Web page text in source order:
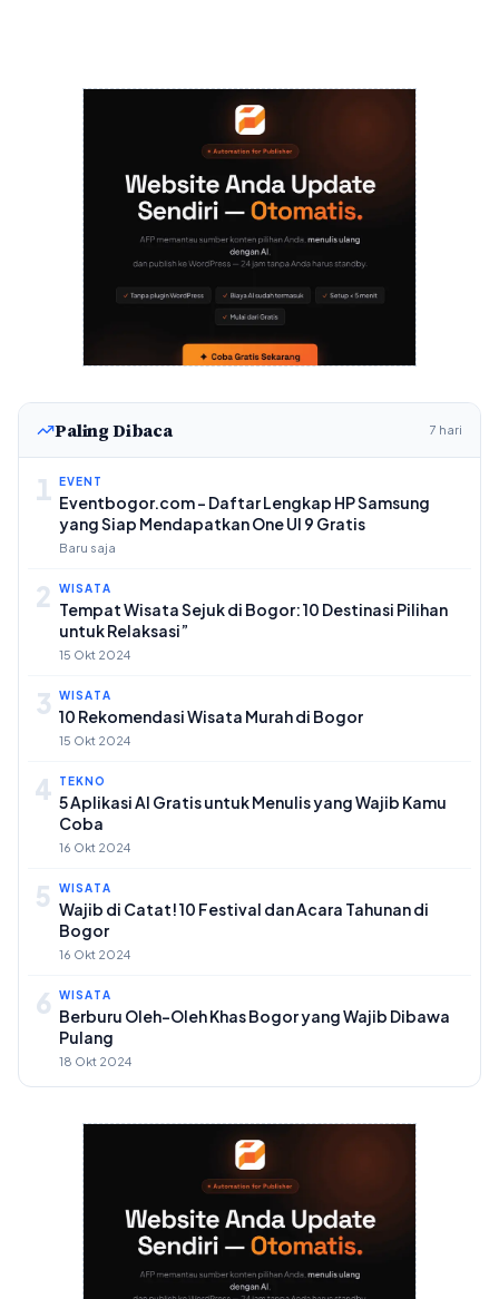
Paling Dibaca 7 hari
1 EVENT
Eventbogor.com – Daftar Lengkap HP Samsung
yang Siap Mendapatkan One UI 9 Gratis
Baru saja
2 WISATA
Tempat Wisata Sejuk di Bogor: 10 Destinasi Pilihan
untuk Relaksasi”
15 Okt 2024
3 WISATA
10 Rekomendasi Wisata Murah di Bogor
15 Okt 2024
4 TEKNO
5 Aplikasi AI Gratis untuk Menulis yang Wajib Kamu
Coba
16 Okt 2024
5 WISATA
Wajib di Catat! 10 Festival dan Acara Tahunan di
Bogor
16 Okt 2024
6 WISATA
Berburu Oleh-Oleh Khas Bogor yang Wajib Dibawa
Pulang
18 Okt 2024